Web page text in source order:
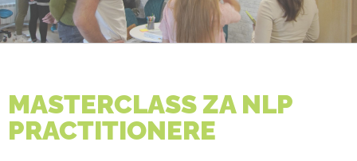
MASTERCLASS ZA NLP
PRACTITIONERE